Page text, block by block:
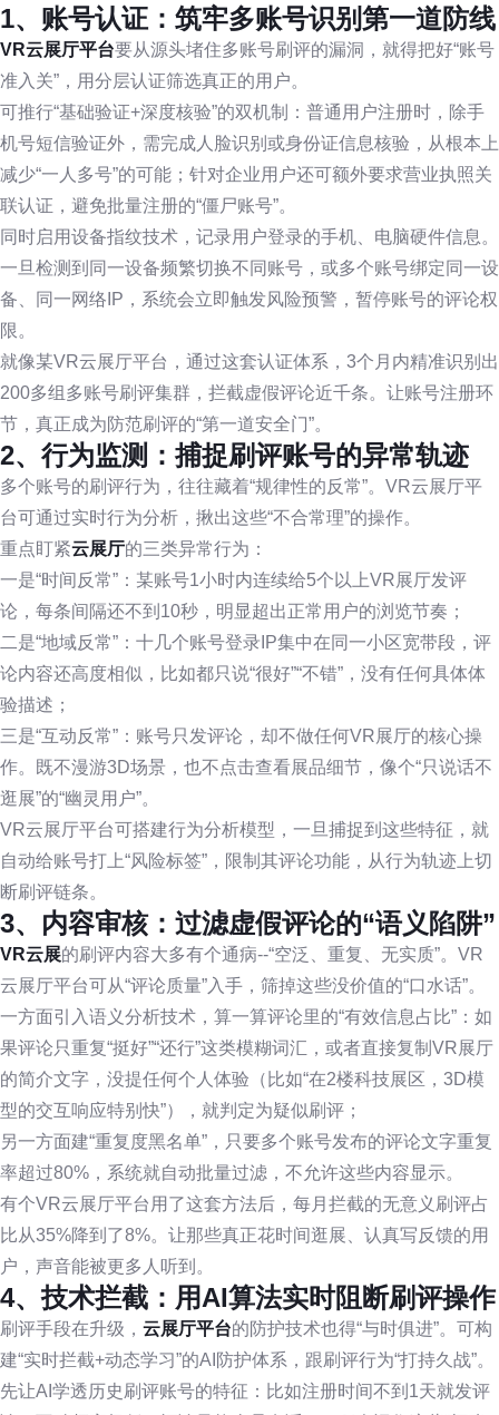
1、账号认证：筑牢多账号识别第一道防线
VR云展厅平台要从源头堵住多账号刷评的漏洞，就得把好“账号
准入关”，用分层认证筛选真正的用户。
可推行“基础验证+深度核验”的双机制：普通用户注册时，除手
机号短信验证外，需完成人脸识别或身份证信息核验，从根本上
减少“一人多号”的可能；针对企业用户还可额外要求营业执照关
联认证，避免批量注册的“僵尸账号”。
同时启用设备指纹技术，记录用户登录的手机、电脑硬件信息。
一旦检测到同一设备频繁切换不同账号，或多个账号绑定同一设
备、同一网络IP，系统会立即触发风险预警，暂停账号的评论权
限。
就像某VR云展厅平台，通过这套认证体系，3个月内精准识别出
200多组多账号刷评集群，拦截虚假评论近千条。让账号注册环
节，真正成为防范刷评的“第一道安全门”。
2、行为监测：捕捉刷评账号的异常轨迹
多个账号的刷评行为，往往藏着“规律性的反常”。VR云展厅平
台可通过实时行为分析，揪出这些“不合常理”的操作。
重点盯紧云展厅的三类异常行为：
一是“时间反常”：某账号1小时内连续给5个以上VR展厅发评
论，每条间隔还不到10秒，明显超出正常用户的浏览节奏；
二是“地域反常”：十几个账号登录IP集中在同一小区宽带段，评
论内容还高度相似，比如都只说“很好”“不错”，没有任何具体体
验描述；
三是“互动反常”：账号只发评论，却不做任何VR展厅的核心操
作。既不漫游3D场景，也不点击查看展品细节，像个“只说话不
逛展”的“幽灵用户”。
VR云展厅平台可搭建行为分析模型，一旦捕捉到这些特征，就
自动给账号打上“风险标签”，限制其评论功能，从行为轨迹上切
断刷评链条。
3、内容审核：过滤虚假评论的“语义陷阱”
VR云展的刷评内容大多有个通病--“空泛、重复、无实质”。VR
云展厅平台可从“评论质量”入手，筛掉这些没价值的“口水话”。
一方面引入语义分析技术，算一算评论里的“有效信息占比”：如
果评论只重复“挺好”“还行”这类模糊词汇，或者直接复制VR展厅
的简介文字，没提任何个人体验（比如“在2楼科技展区，3D模
型的交互响应特别快”），就判定为疑似刷评；
另一方面建“重复度黑名单”，只要多个账号发布的评论文字重复
率超过80%，系统就自动批量过滤，不允许这些内容显示。
有个VR云展厅平台用了这套方法后，每月拦截的无意义刷评占
比从35%降到了8%。让那些真正花时间逛展、认真写反馈的用
户，声音能被更多人听到。
4、技术拦截：用AI算法实时阻断刷评操作
刷评手段在升级， 云展厅平台的防护技术也得“与时俱进”。可构
建“实时拦截+动态学习”的AI防护体系，跟刷评行为“打持久战”。
先让AI学透历史刷评账号的特征：比如注册时间不到1天就发评